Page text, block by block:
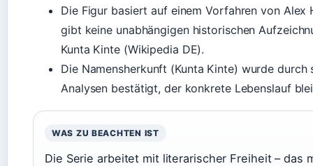
Die Figur basiert auf einem Vorfahren von Alex
gibt keine unabhängigen historischen
Kunta Kinte (Wikipedia DE).
Die Namensherkunft (Kunta Kinte) wurde durch
Analysen bestätigt, der konkrete Lebenslauf
WAS ZU BEACHTEN IST
Die Serie arbeitet mit literarischer Freiheit – das